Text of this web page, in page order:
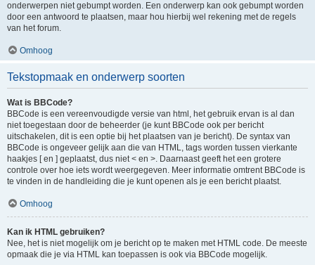
onderwerpen niet gebumpt worden. Een onderwerp kan ook gebumpt worden
door een antwoord te plaatsen, maar hou hierbij wel rekening met de regels
van het forum.
Omhoog
Tekstopmaak en onderwerp soorten
Wat is BBCode?
BBCode is een vereenvoudigde versie van html, het gebruik ervan is al dan
niet toegestaan door de beheerder (je kunt BBCode ook per bericht
uitschakelen, dit is een optie bij het plaatsen van je bericht). De syntax van
BBCode is ongeveer gelijk aan die van HTML, tags worden tussen vierkante
haakjes [ en ] geplaatst, dus niet < en >. Daarnaast geeft het een grotere
controle over hoe iets wordt weergegeven. Meer informatie omtrent BBCode is
te vinden in de handleiding die je kunt openen als je een bericht plaatst.
Omhoog
Kan ik HTML gebruiken?
Nee, het is niet mogelijk om je bericht op te maken met HTML code. De meeste
opmaak die je via HTML kan toepassen is ook via BBCode mogelijk.